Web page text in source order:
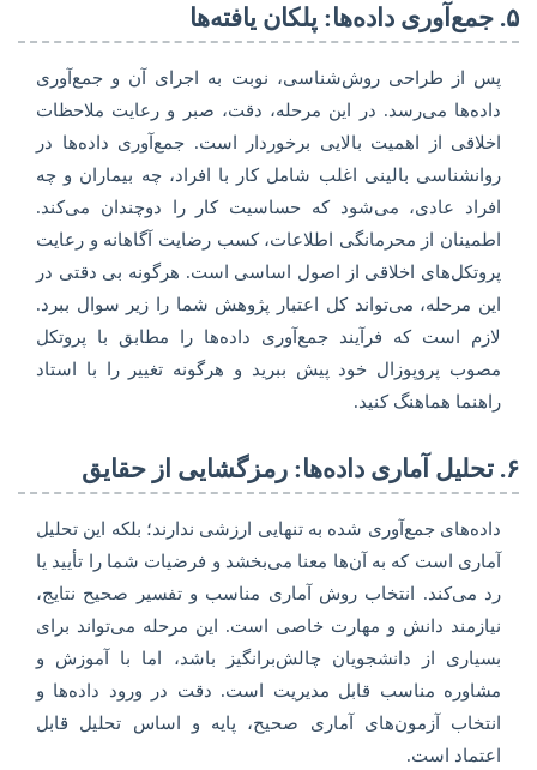
۵. جمع‌آوری داده‌ها: پلکان یافته‌ها
پس از طراحی روش‌شناسی، نوبت به اجرای آن و جمع‌آوری
داده‌ها می‌رسد. در این مرحله، دقت، صبر و رعایت ملاحظات
اخلاقی از اهمیت بالایی برخوردار است. جمع‌آوری داده‌ها در
روانشناسی بالینی اغلب شامل کار با افراد، چه بیماران و چه
افراد عادی، می‌شود که حساسیت کار را دوچندان می‌کند.
اطمینان از محرمانگی اطلاعات، کسب رضایت آگاهانه و رعایت
پروتکل‌های اخلاقی از اصول اساسی است. هرگونه بی دقتی در
این مرحله، می‌تواند کل اعتبار پژوهش شما را زیر سوال ببرد.
لازم است که فرآیند جمع‌آوری داده‌ها را مطابق با پروتکل
مصوب پروپوزال خود پیش ببرید و هرگونه تغییر را با استاد
راهنما هماهنگ کنید.
۶. تحلیل آماری داده‌ها: رمزگشایی از حقایق
داده‌های جمع‌آوری شده به تنهایی ارزشی ندارند؛ بلکه این تحلیل
آماری است که به آن‌ها معنا می‌بخشد و فرضیات شما را تأیید یا
رد می‌کند. انتخاب روش آماری مناسب و تفسیر صحیح نتایج،
نیازمند دانش و مهارت خاصی است. این مرحله می‌تواند برای
بسیاری از دانشجویان چالش‌برانگیز باشد، اما با آموزش و
مشاوره مناسب قابل مدیریت است. دقت در ورود داده‌ها و
انتخاب آزمون‌های آماری صحیح، پایه و اساس تحلیل قابل
اعتماد است.